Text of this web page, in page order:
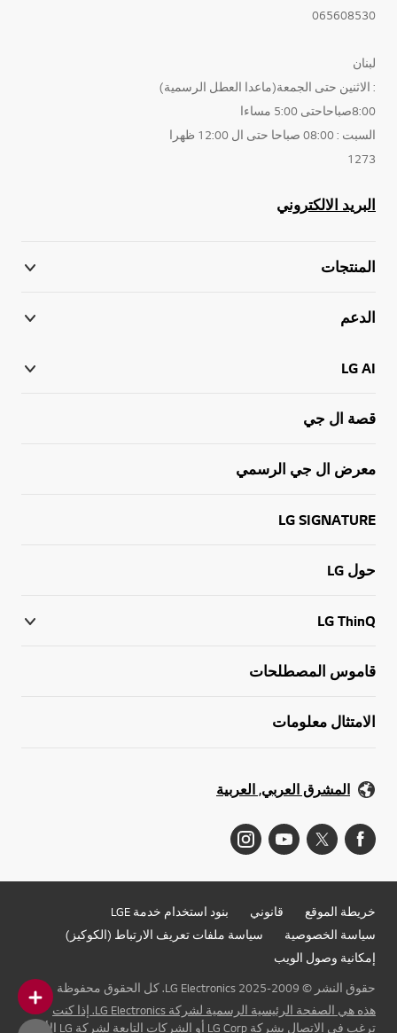
065608530
لبنان
: الاثنين حتى الجمعة(ماعدا العطل الرسمية)
8:00صباحاحتى 5:00 مساءا
السبت : 08:00 صباحا حتى ال 12:00 ظهرا
1273
البريد الالكتروني
المنتجات
الدعم
LG AI
قصة ال جي
معرض ال جي الرسمي
LG SIGNATURE
حول LG
LG ThinQ
قاموس المصطلحات
الامتثال معلومات
المشرق العربي, العربية
خريطة الموقع قانوني
بنود استخدام خدمة LGE
سياسة الخصوصية
سياسة ملفات تعريف الارتباط (الكوكيز)
إمكانية وصول الويب
حقوق النشر © 2009-2025 LG Electronics. كل الحقوق محفوظة
هذه هي الصفحة الرئيسية الرسمية لشركة LG Electronics. إذا كنت
ترغب في الاتصال بشركة LG Corp أو الشركات التابعة لشركة LG الأخرى